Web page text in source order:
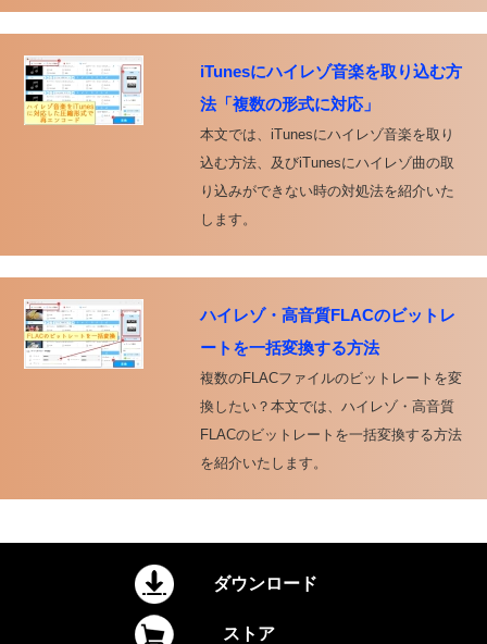
iTunesにハイレゾ音楽を取り込む方
法「複数の形式に対応」
本文では、iTunesにハイレゾ音楽を取り
込む方法、及びiTunesにハイレゾ曲の取
り込みができない時の対処法を紹介いた
します。
ハイレゾ・高音質FLACのビットレ
ートを一括変換する方法
複数のFLACファイルのビットレートを変
換したい？本文では、ハイレゾ・高音質
FLACのビットレートを一括変換する方法
を紹介いたします。
ダウンロード
ストア